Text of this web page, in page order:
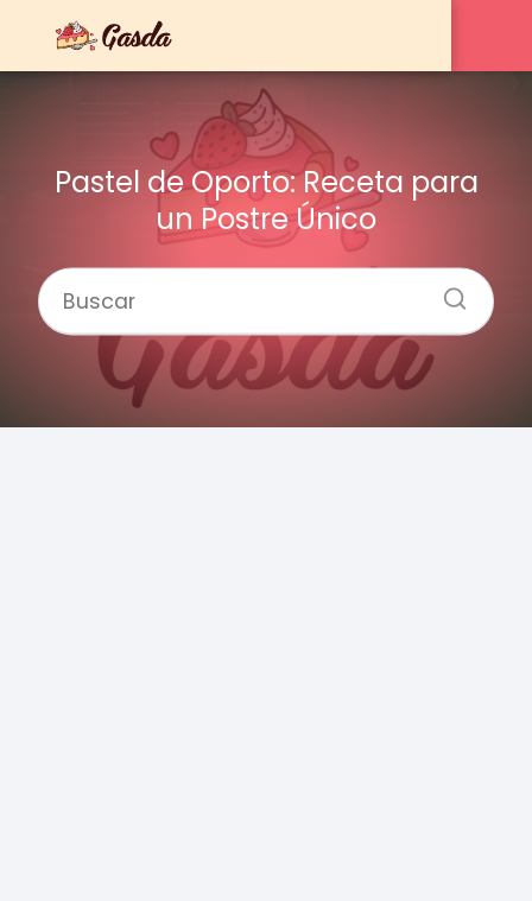
Pastel de Oporto: Receta para
un Postre Único